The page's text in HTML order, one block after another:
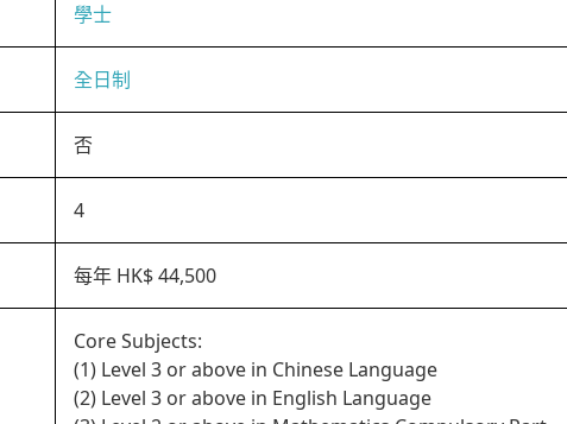
學士
全日制
否
4
每年 HK$ 44,500
Core Subjects:
(1) Level 3 or above in Chinese Language
(2) Level 3 or above in English Language